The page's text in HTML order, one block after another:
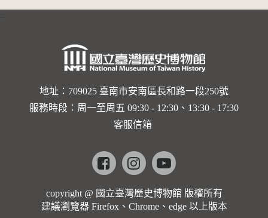
地址：709025 臺南市安南區長和路一段250號
服務時段：周一至周五 09:30 - 12:30、13:30 - 17:30
客服信箱
Facebookinstagramyoutube
copyright @ 國立臺灣歷史博物館 版權所有
建議瀏覽器 Firefox、Chrome、edge 以上版本